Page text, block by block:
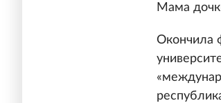
Мама
Окончила